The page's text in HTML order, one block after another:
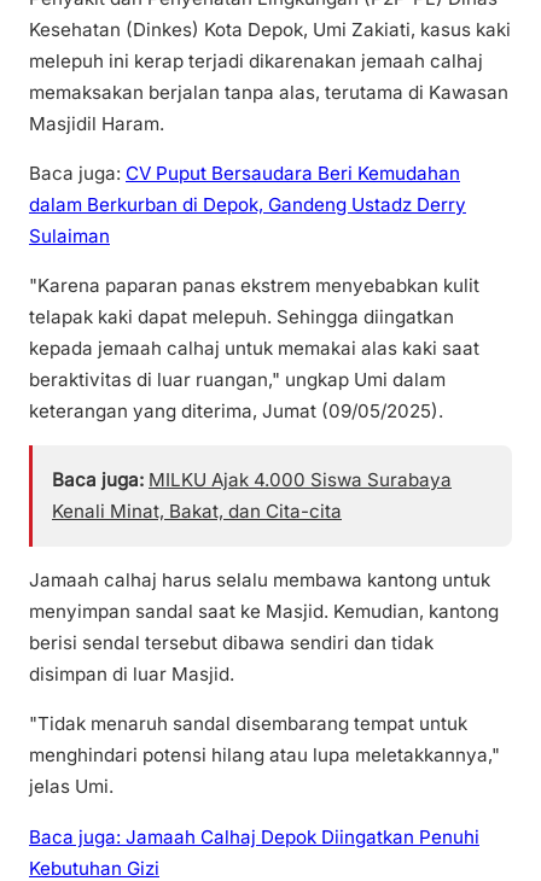
Kesehatan (Dinkes) Kota Depok, Umi Zakiati, kasus kaki
melepuh ini kerap terjadi dikarenakan jemaah calhaj
memaksakan berjalan tanpa alas, terutama di Kawasan
Masjidil Haram.
Baca juga: CV Puput Bersaudara Beri Kemudahan
dalam Berkurban di Depok, Gandeng Ustadz Derry
Sulaiman
"Karena paparan panas ekstrem menyebabkan kulit
telapak kaki dapat melepuh. Sehingga diingatkan
kepada jemaah calhaj untuk memakai alas kaki saat
beraktivitas di luar ruangan," ungkap Umi dalam
keterangan yang diterima, Jumat (09/05/2025).
Baca juga: MILKU Ajak 4.000 Siswa Surabaya
Kenali Minat, Bakat, dan Cita-cita
Jamaah calhaj harus selalu membawa kantong untuk
menyimpan sandal saat ke Masjid. Kemudian, kantong
berisi sendal tersebut dibawa sendiri dan tidak
disimpan di luar Masjid.
"Tidak menaruh sandal disembarang tempat untuk
menghindari potensi hilang atau lupa meletakkannya,"
jelas Umi.
Baca juga: Jamaah Calhaj Depok Diingatkan Penuhi
Kebutuhan Gizi